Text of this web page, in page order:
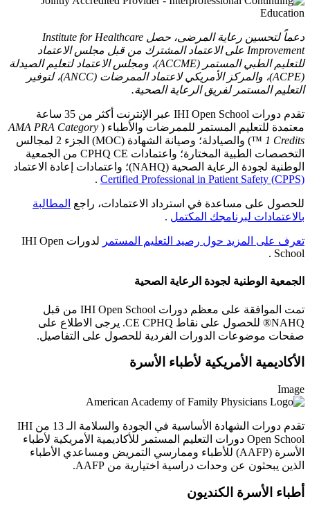
دعماً لتحسين رعاية المرضى، حصل Institute for Healthcare
Improvement على الاعتماد المشترك من قبل مجلس الاعتماد
للتعليم الطبي المستمر (ACCME)، ومجلس الاعتماد لتعليم الصيدلة
(ACPE)، والمركز الأمريكي لاعتماد الممرضات (ANCC)، لتوفير
التعليم المستمر لفريق الرعاية الصحية.
تقدم دورات IHI Open School عبر الإنترنت أكثر من 35 ساعة
معتمدة للتعليم المستمر للممرضات والأطباء ( AMA PRA Category
1 Credits
™) والصيادلة؛ وصيانة الشهادة (MOC) الجزء 2 لمجالس
التخصصات الطبية المختارة؛ واعتمادات CPHQ CE من الجمعية
الوطنية لجودة الرعاية الصحية (NAHQ)؛ واعتمادات إعادة الاعتماد
Certified Professional in Patient Safety (CPPS)
.
للحصول على مساعدة في استرداد الاعتمادات، راجع المطالبة
بالاعتمادات لبرنامجك المكتمل .
تعرف على المزيد حول رصيد التعليم المستمر
لدورات IHI Open
School .
الجمعية الوطنية لجودة الرعاية الصحية
تمت الموافقة على معظم دورات IHI Open School من قبل
NAHQ® للحصول على نقاط CE CPHQ. يرجى الاطلاع على
صفحات موضوعات الدورات الفردية للحصول على التفاصيل.
الأكاديمية الأمريكية لأطباء الأسرة
Image
تقدم دورات الشهادة الأساسية في الجودة والسلامة الـ 13 من IHI
Open School دورات التعليم المستمر للأكاديمية الأمريكية لأطباء
الأسرة (AAFP) للأطباء وممارسي التمريض ومساعدي الأطباء
الذين يبحثون عن وحدات دراسية اختيارية من AAFP.
أطباء الأسرة الكنديون